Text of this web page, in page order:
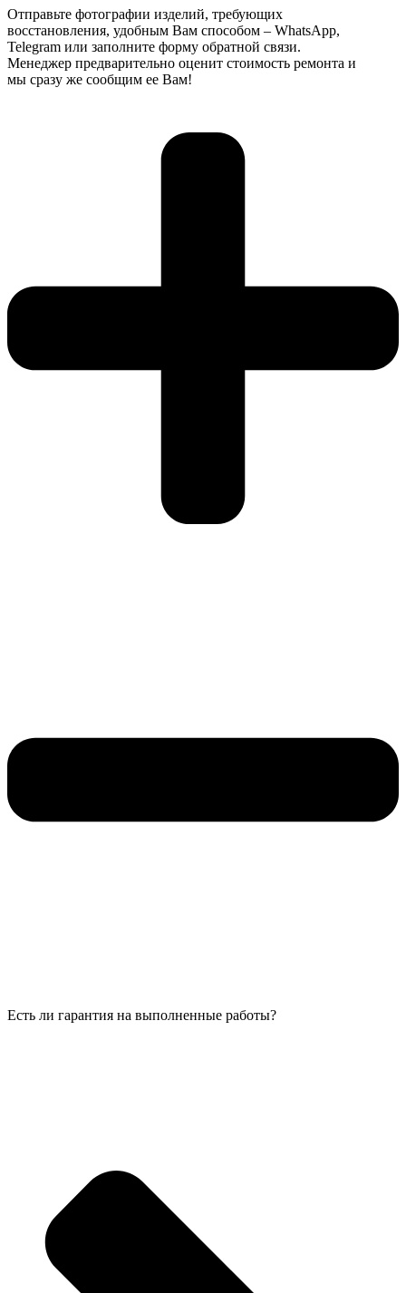
Отправьте фотографии изделий, требующих
восстановления, удобным Вам способом – WhatsApp,
Telegram или заполните форму обратной связи.
Менеджер предварительно оценит стоимость ремонта и
мы сразу же сообщим ее Вам!
Есть ли гарантия на выполненные работы?